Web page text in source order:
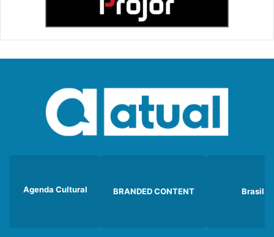
Agenda Cultural BRANDED CONTENT Brasil